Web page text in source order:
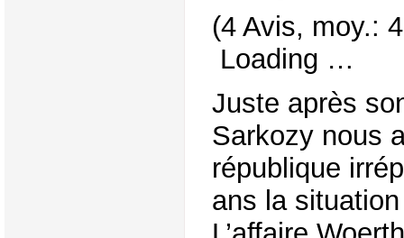
(4 Avis, moy.:
Loading …
Juste après
Sarkozy nous
république
ans la